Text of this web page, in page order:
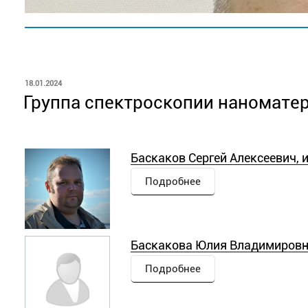
Лаборатория
Лаборатория ядерного
Черняк Александр
ОПУБЛИКОВАНО
18.01.2024
Группа спектроскопии
Баскаков Сергей Алексеевич,
Подробнее
Баскакова Юлия
Подробнее